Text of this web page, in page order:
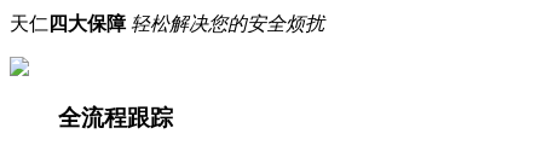
天仁 四大保障 轻松解决您的安全烦扰
全流程跟踪